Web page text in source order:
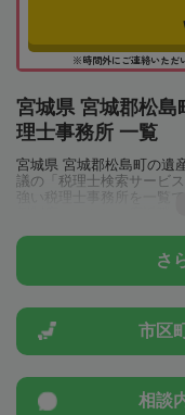
※時間外にご連絡いただ
宮城県 宮城郡松島
理士事務所 一覧
宮城県 宮城郡松島町の遺
議の「税理士検索サービ
強い税理士事務所を一覧
例制度のことは一度近隣
さ
市区
相談